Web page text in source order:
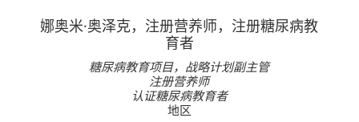
娜奥米·奥泽克，注册营养师，注册糖尿病教
育者
糖尿病教育项目，战略计划副主管
注册营养师
认证糖尿病教育者
地区